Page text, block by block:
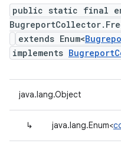
public static final
extends Enum<
implements
java.lang.Object
↳ java.lang.Enum<